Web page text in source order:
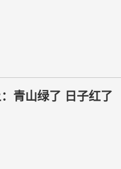
青山绿了 日子红了